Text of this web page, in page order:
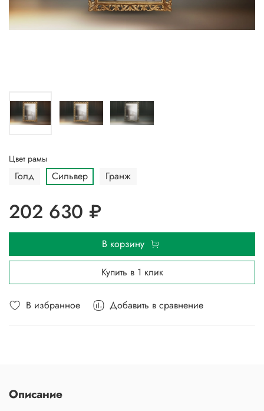
В избранное Добавить в сравнение
Цвет рамы
Голд Сильвер Гранж
202 630 ₽
В корзину
Купить в 1 клик
Описание